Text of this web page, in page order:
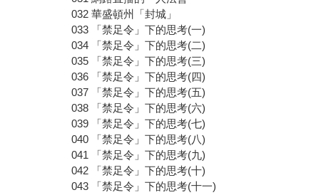
032 華盛頓州「封城」
033 「禁足令」下的思考(一)
034 「禁足令」下的思考(二)
035 「禁足令」下的思考(三)
036 「禁足令」下的思考(四)
037 「禁足令」下的思考(五)
038 「禁足令」下的思考(六)
039 「禁足令」下的思考(七)
040 「禁足令」下的思考(八)
041 「禁足令」下的思考(九)
042 「禁足令」下的思考(十)
043 「禁足令」下的思考(十一)